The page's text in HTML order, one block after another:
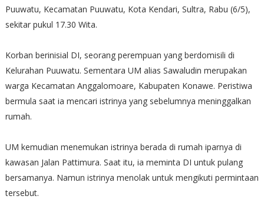
Puuwatu, Kecamatan Puuwatu, Kota Kendari, Sultra, Rabu (6/5),
sekitar pukul 17.30 Wita.
Korban berinisial DI, seorang perempuan yang berdomisili di
Kelurahan Puuwatu. Sementara UM alias Sawaludin merupakan
warga Kecamatan Anggalomoare, Kabupaten Konawe. Peristiwa
bermula saat ia mencari istrinya yang sebelumnya meninggalkan
rumah.
UM kemudian menemukan istrinya berada di rumah iparnya di
kawasan Jalan Pattimura. Saat itu, ia meminta DI untuk pulang
bersamanya. Namun istrinya menolak untuk mengikuti permintaan
tersebut.